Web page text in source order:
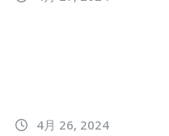
4月 26, 2024